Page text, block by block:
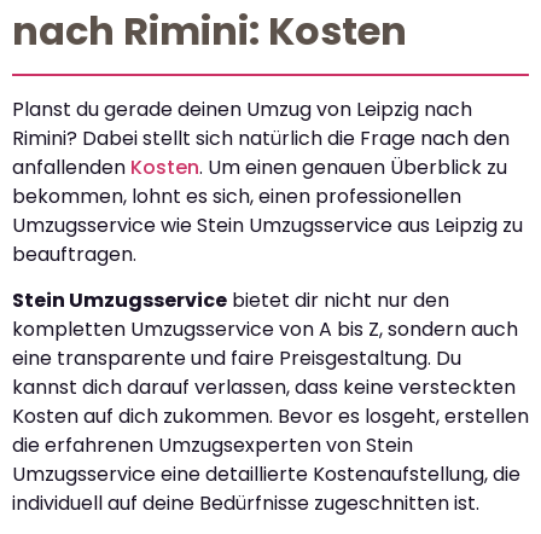
nach Rimini: Kosten
Planst du gerade deinen Umzug von Leipzig nach
Rimini? Dabei stellt sich natürlich die Frage nach den
anfallenden Kosten. Um einen genauen Überblick zu
bekommen, lohnt es sich, einen professionellen
Umzugsservice wie Stein Umzugsservice aus Leipzig zu
beauftragen.
Stein Umzugsservice bietet dir nicht nur den
kompletten Umzugsservice von A bis Z, sondern auch
eine transparente und faire Preisgestaltung. Du
kannst dich darauf verlassen, dass keine versteckten
Kosten auf dich zukommen. Bevor es losgeht, erstellen
die erfahrenen Umzugsexperten von Stein
Umzugsservice eine detaillierte Kostenaufstellung, die
individuell auf deine Bedürfnisse zugeschnitten ist.